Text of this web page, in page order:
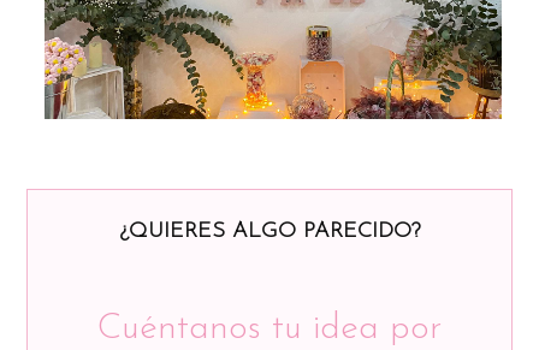
¿QUIERES ALGO PARECIDO?
Cuéntanos tu idea por